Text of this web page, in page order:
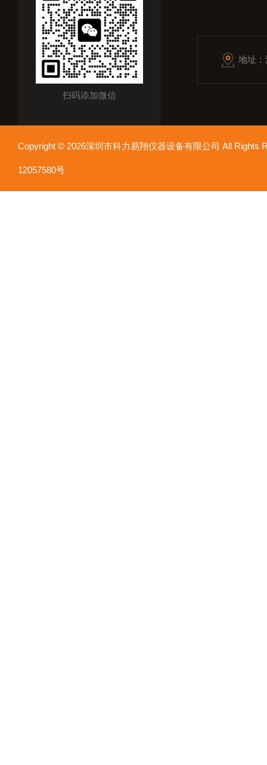
扫码添加微信
地址
Copyright © 2026深圳市科力易翔仪器设备有限公司 All
12057580号